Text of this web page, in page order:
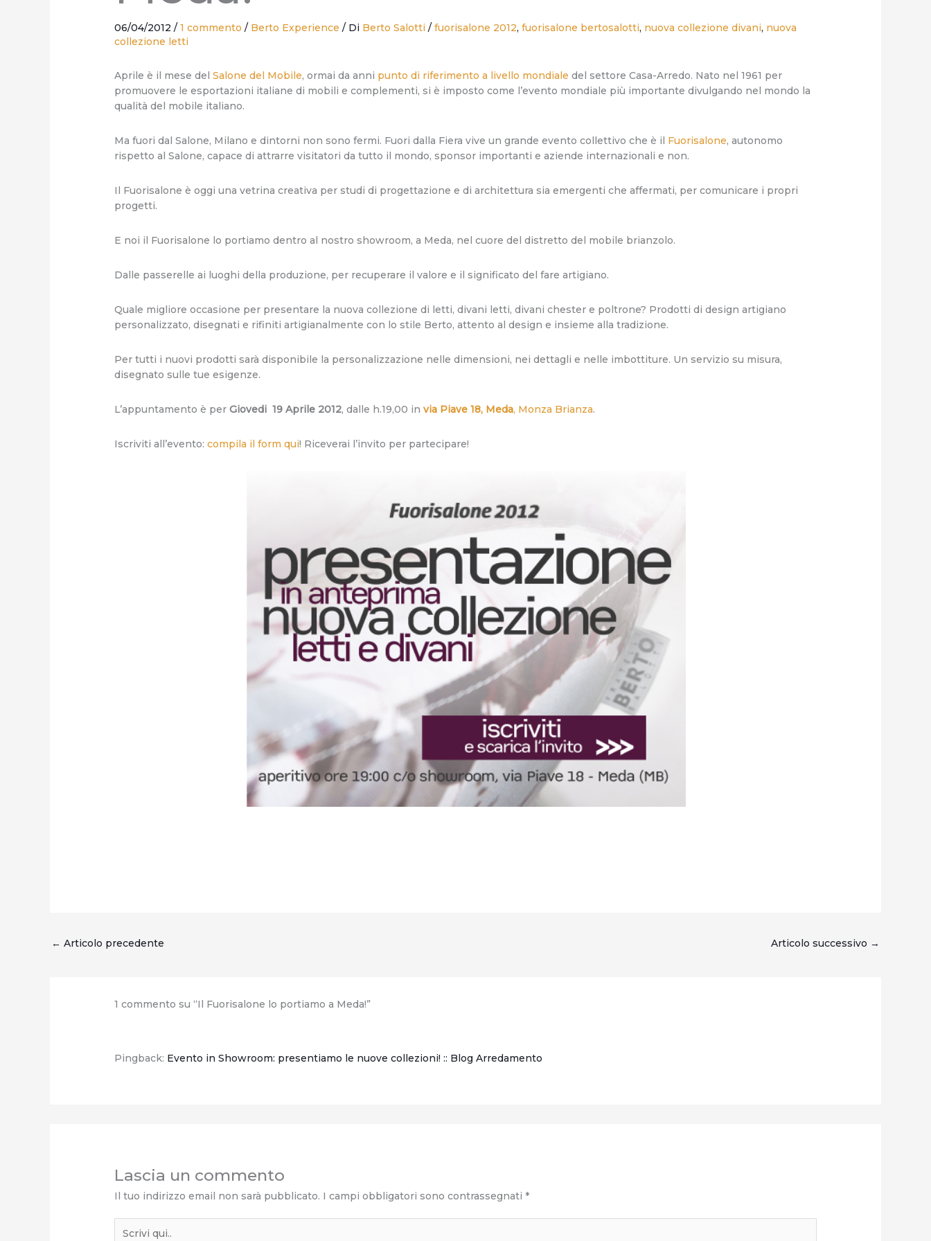
06/04/2012/1 commento / Berto Experience / Di Berto Salotti/fuorisalone 2012,fuorisalone bertosalotti, nuova collezione divani, nuova
collezione letti
Aprile è il mese delSalone del Mobile, ormai da anni punto di riferimento a livello mondiale del settore Casa-Arredo. Nato nel 1961 per
promuovere le esportazioni italiane di mobili e complementi, si è imposto come l’evento mondiale più importante divulgando nel mondo la
qualità del mobile italiano.
Ma fuori dal Salone, Milano e dintorni non sono fermi. Fuori dalla Fiera vive un grande evento collettivo che è il Fuorisalone, autonomo
rispetto al Salone, capace di attrarre visitatori da tutto il mondo, sponsor importanti e aziende internazionali e non.
Il Fuorisalone è oggi una vetrina creativa per studi di progettazione e di architettura sia emergenti che affermati, per comunicare i propri
progetti.
E noi il Fuorisalone lo portiamo dentro al nostro showroom, a Meda, nel cuore del distretto del mobile brianzolo.
Dalle passerelle ai luoghi della produzione, per recuperare il valore e il significato del fare artigiano.
Quale migliore occasione per presentare la nuova collezione di letti, divani letti, divani chester e poltrone? Prodotti di design artigiano
personalizzato, disegnati e rifiniti artigianalmente con lo stile Berto, attento al design e insieme alla tradizione.
Per tutti i nuovi prodotti sarà disponibile la personalizzazione nelle dimensioni, nei dettagli e nelle imbottiture. Un servizio su misura,
disegnato sulle tue esigenze.
L’appuntamento è perGiovedi 19 Aprile 2012, dalle h.19,00 invia Piave 18, Meda, Monza Brianza.
Iscriviti all’evento:compila il form qui! Riceverai l’invito per partecipare!
← Articolo precedente Articolo successivo →
1 commento su “Il Fuorisalone lo portiamo a Meda!”
Pingback: Evento in Showroom: presentiamo le nuove collezioni! :: Blog Arredamento
Lascia un commento
Il tuo indirizzo email non sarà pubblicato. I campi obbligatori sono contrassegnati *